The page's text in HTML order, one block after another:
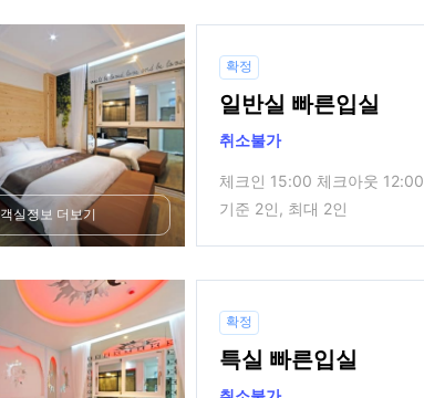
객실정보 더보기
확정
일반실 빠른입실
취소불가
체크인 15:00 체크아웃 12:00
기준 2인, 최대 2인
확정
특실 빠른입실